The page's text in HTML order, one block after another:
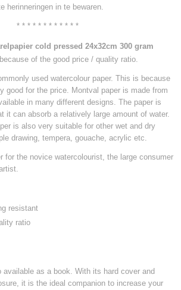
herinneringen in te bewaren.
* * * * * * * * * * * *
cold pressed 24x32cm 300 gram
of the good price / quality ratio.
used watercolour paper. This is because
good for the price. Montval paper is made from
in many different designs. The paper is
it can absorb a relatively large amount of water.
is also very suitable for other wet and dry
drawing, tempera, gouache, acrylic etc.
for the novice watercolourist, the large consumer
resistant
ratio
as a book. With its hard cover and
it is the ideal companion to increase your